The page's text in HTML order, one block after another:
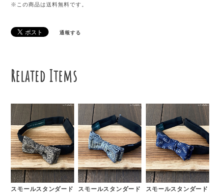
※この商品は送料無料です。
通報する
Related Items
スモールスタンダード
スモールスタンダード
スモールスタンダード